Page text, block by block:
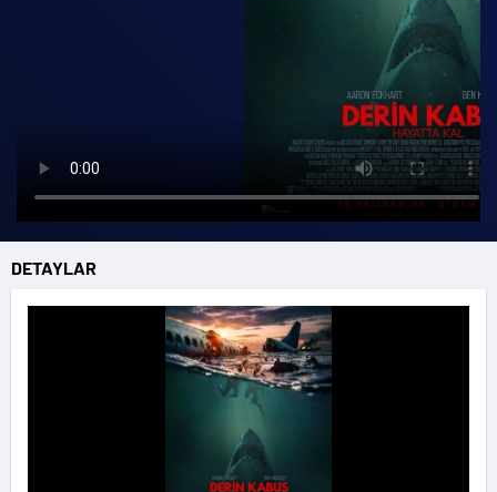
DETAYLAR